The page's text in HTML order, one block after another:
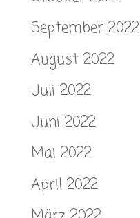
September 2022
August 2022
Juli 2022
Juni 2022
Mai 2022
April 2022